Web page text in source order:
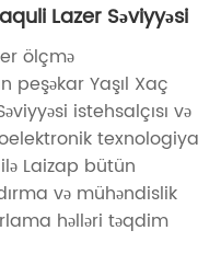
Lazer Səviyyəsi
ölçmə
peşəkar Yaşıl Xaç
istehsalçısı və
texnologiya
Laizap bütün
və mühəndislik
həlləri təqdim